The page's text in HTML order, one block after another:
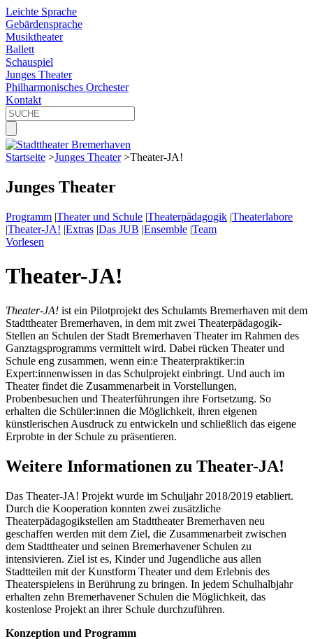
Leichte Sprache
Gebärdensprache
Musiktheater
Ballett
Schauspiel
Junges Theater
Philharmonisches Orchester
Kontakt
Startseite >Junges Theater >Theater-JA!
Junges Theater
Programm |Theater und Schule |Theaterpädagogik |Theaterlabore
|Theater-JA! |Extras |Das JUB |Ensemble |Team
Vorlesen
Theater-JA!
Theater-JA! ist ein Pilotprojekt des Schulamts Bremerhaven mit dem
Stadttheater Bremerhaven, in dem mit zwei Theaterpädagogik-
Stellen an Schulen der Stadt Bremerhaven Theater im Rahmen des
Ganztagsprogramms vermittelt wird. Dabei rücken Theater und
Schule eng zusammen, wenn ein:e Theaterpraktiker:in
Expert:innenwissen in das Schulprojekt einbringt. Und auch im
Theater findet die Zusammenarbeit in Vorstellungen,
Probenbesuchen und Theaterführungen ihre Fortsetzung. So
erhalten die Schüler:innen die Möglichkeit, ihren eigenen
künstlerischen Ausdruck zu entwickeln und schließlich das eigene
Erprobte in der Schule zu präsentieren.
Weitere Informationen zu Theater-JA!
Das Theater-JA! Projekt wurde im Schuljahr 2018/2019 etabliert.
Durch die Kooperation konnten zwei zusätzliche
Theaterpädagogikstellen am Stadttheater Bremerhaven neu
geschaffen werden mit dem Ziel, die Zusammenarbeit zwischen
dem Stadttheater und seinen Bremerhavener Schulen zu
intensivieren. Ziel ist es, Kinder und Jugendliche aus allen
Stadtteilen mit der Kunstform Theater und dem Erlebnis des
Theaterspielens in Berührung zu bringen. In jedem Schulhalbjahr
erhalten zehn Bremerhavener Schulen die Möglichkeit, das
kostenlose Projekt an ihrer Schule durchzuführen.
Konzeption und Programm